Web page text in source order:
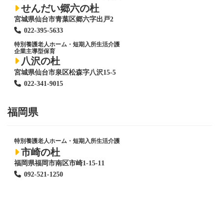
せんだい郷六の杜
宮城県仙台市青葉区郷六字出戸2
022-395-5633
特別養護老人ホーム ・短期入所生活介護
企業主導型保育
八沢の杜
宮城県仙台市泉区松森字八沢15-5
022-341-9015
福岡県
特別養護老人ホーム ・短期入所生活介護
市崎の杜
福岡県福岡市南区市崎1-15-11
092-521-1250